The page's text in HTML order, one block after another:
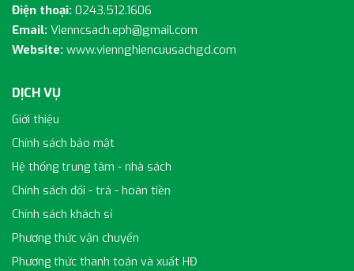
Điện thoại: 0243.512.1606
Email: Vienncsach.eph@gmail.com
Website: www.viennghiencuusachgd.com
DỊCH VỤ
Giới thiệu
Chính sách bảo mật
Hệ thống trung tâm - nhà sách
Chính sách đổi - trả - hoàn tiền
Chính sách khách sỉ
Phương thức vận chuyển
Phương thức thanh toán và xuất HĐ